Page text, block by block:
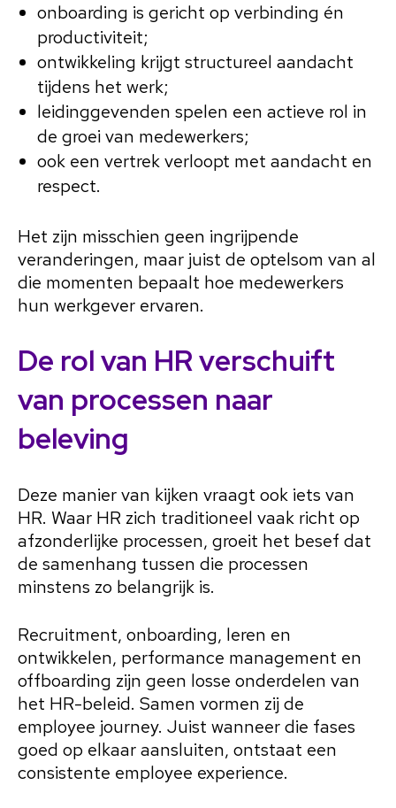
onboarding is gericht op verbinding én
productiviteit;
ontwikkeling krijgt structureel aandacht
tijdens het werk;
leidinggevenden spelen een actieve rol in
de groei van medewerkers;
ook een vertrek verloopt met aandacht en
respect.
Het zijn misschien geen ingrijpende
veranderingen, maar juist de optelsom van al
die momenten bepaalt hoe medewerkers
hun werkgever ervaren.
De rol van HR verschuift
van processen naar
beleving
Deze manier van kijken vraagt ook iets van
HR. Waar HR zich traditioneel vaak richt op
afzonderlijke processen, groeit het besef dat
de samenhang tussen die processen
minstens zo belangrijk is.
Recruitment, onboarding, leren en
ontwikkelen, performance management en
offboarding zijn geen losse onderdelen van
het HR-beleid. Samen vormen zij de
employee journey. Juist wanneer die fases
goed op elkaar aansluiten, ontstaat een
consistente employee experience.